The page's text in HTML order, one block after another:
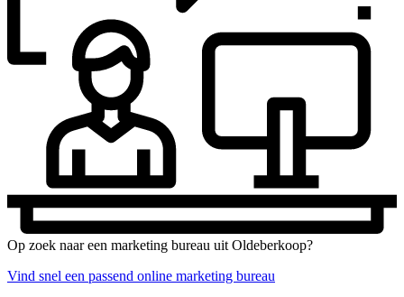
Op zoek naar een marketing bureau uit Oldeberkoop?
Vind snel een passend online marketing bureau